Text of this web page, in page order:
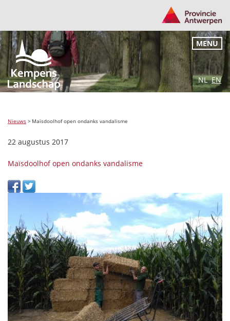
NL EN
MENU
Nieuws > Maïsdoolhof open ondanks vandalisme
22 augustus 2017
Maïsdoolhof open ondanks vandalisme